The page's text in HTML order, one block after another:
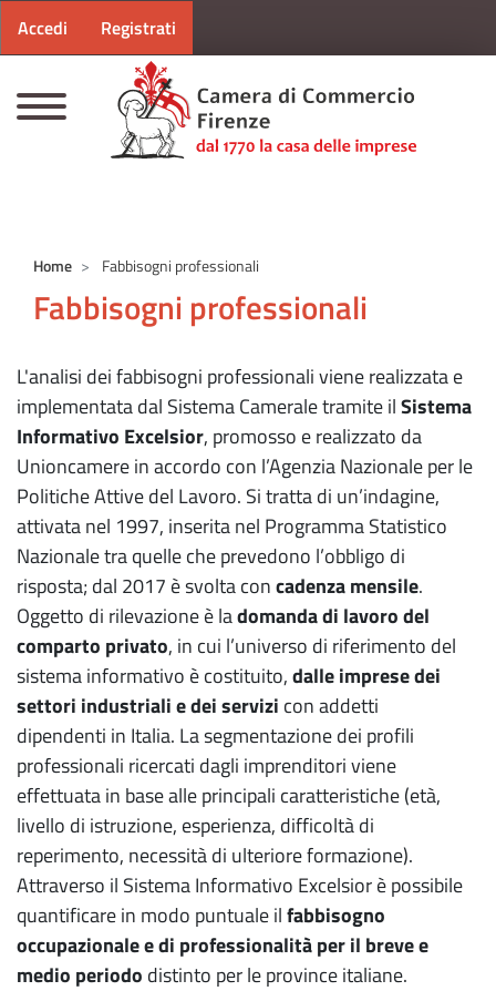
Menu profilo utente
Accedi Registrati
Home Fabbisogni professionali
Fabbisogni professionali
L'analisi dei fabbisogni professionali viene realizzata e
implementata dal Sistema Camerale tramite ilSistema
Informativo Excelsior, promosso e realizzato da
Unioncamere in accordo con l’Agenzia Nazionale per le
Politiche Attive del Lavoro. Si tratta di un’indagine,
attivata nel 1997, inserita nel Programma Statistico
Nazionale tra quelle che prevedono l’obbligo di
risposta; dal 2017 è svolta concadenza mensile.
Oggetto di rilevazione è ladomanda di lavoro del
comparto privato, in cui l’universo di riferimento del
sistema informativo è costituito,dalle imprese dei
settori industriali e dei servizi con addetti
dipendenti in Italia. La segmentazione dei profili
professionali ricercati dagli imprenditori viene
effettuata in base alle principali caratteristiche (età,
livello di istruzione, esperienza, difficoltà di
reperimento, necessità di ulteriore formazione).
Attraverso il Sistema Informativo Excelsior è possibile
quantificare in modo puntuale ilfabbisogno
occupazionale e di professionalità per il breve e
medio periodo distinto per le province italiane.